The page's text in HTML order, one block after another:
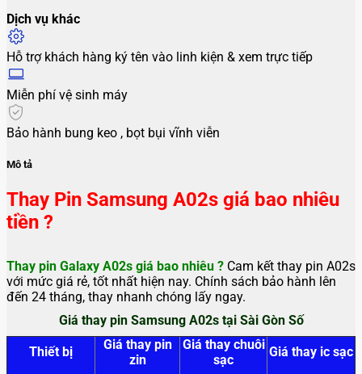
Dịch vụ khác
Hỗ trợ khách hàng ký tên vào linh kiện & xem trực tiếp
Miễn phí vệ sinh máy
Bảo hành bung keo , bọt bụi vĩnh viễn
Mô tả
Thay Pin Samsung A02s giá bao nhiêu
tiền ?
Thay pin Galaxy A02s giá bao nhiêu ? Cam kết thay pin A02s
với mức giá rẻ, tốt nhất hiện nay. Chính sách bảo hành lên
đến 24 tháng, thay nhanh chóng lấy ngay.
Giá thay pin Samsung A02s tại Sài Gòn Số
Thiết bị
Giá thay pin
zin
Giá thay chuôi
sạc
Giá thay ic sạc